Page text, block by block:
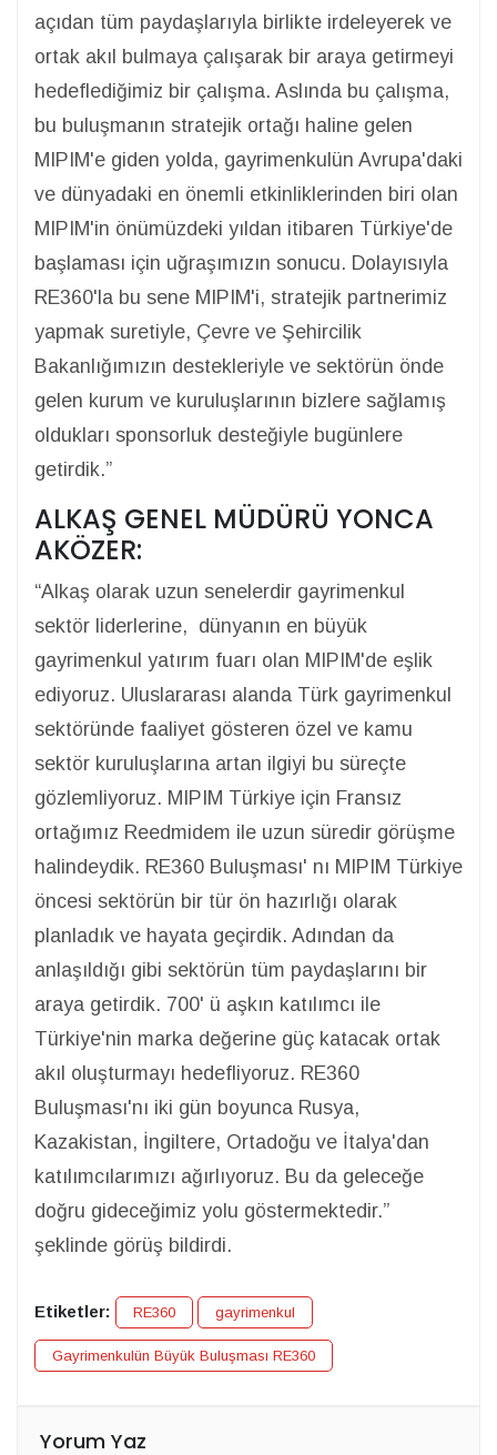
açıdan tüm paydaşlarıyla birlikte irdeleyerek ve
ortak akıl bulmaya çalışarak bir araya getirmeyi
hedeflediğimiz bir çalışma. Aslında bu çalışma,
bu buluşmanın stratejik ortağı haline gelen
MIPIM'e giden yolda, gayrimenkulün Avrupa'daki
ve dünyadaki en önemli etkinliklerinden biri olan
MIPIM'in önümüzdeki yıldan itibaren Türkiye'de
başlaması için uğraşımızın sonucu. Dolayısıyla
RE360'la bu sene MIPIM'i, stratejik partnerimiz
yapmak suretiyle, Çevre ve Şehircilik
Bakanlığımızın destekleriyle ve sektörün önde
gelen kurum ve kuruluşlarının bizlere sağlamış
oldukları sponsorluk desteğiyle bugünlere
getirdik.”
ALKAŞ GENEL MÜDÜRÜ YONCA
AKÖZER:
“Alkaş olarak uzun senelerdir gayrimenkul
sektör liderlerine, dünyanın en büyük
gayrimenkul yatırım fuarı olan MIPIM'de eşlik
ediyoruz. Uluslararası alanda Türk gayrimenkul
sektöründe faaliyet gösteren özel ve kamu
sektör kuruluşlarına artan ilgiyi bu süreçte
gözlemliyoruz. MIPIM Türkiye için Fransız
ortağımız Reedmidem ile uzun süredir görüşme
halindeydik. RE360 Buluşması' nı MIPIM Türkiye
öncesi sektörün bir tür ön hazırlığı olarak
planladık ve hayata geçirdik. Adından da
anlaşıldığı gibi sektörün tüm paydaşlarını bir
araya getirdik. 700' ü aşkın katılımcı ile
Türkiye'nin marka değerine güç katacak ortak
akıl oluşturmayı hedefliyoruz. RE360
Buluşması'nı iki gün boyunca Rusya,
Kazakistan, İngiltere, Ortadoğu ve İtalya'dan
katılımcılarımızı ağırlıyoruz. Bu da geleceğe
doğru gideceğimiz yolu göstermektedir.”
şeklinde görüş bildirdi.
Etiketler: RE360 gayrimenkul
Gayrimenkulün Büyük Buluşması RE360
Yorum Yaz